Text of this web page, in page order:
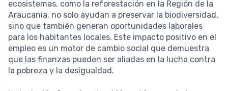
ecosistemas, como la reforestación en la Región de la
Araucanía, no solo ayudan a preservar la biodiversidad,
sino que también generan oportunidades laborales
para los habitantes locales. Este impacto positivo en el
empleo es un motor de cambio social que demuestra
que las finanzas pueden ser aliadas en la lucha contra
la pobreza y la desigualdad.